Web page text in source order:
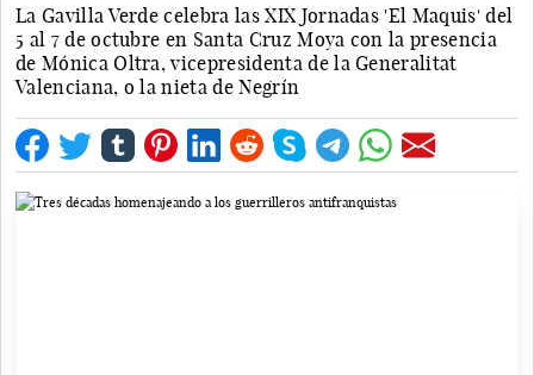
La Gavilla Verde celebra las XIX Jornadas 'El Maquis' del
5 al 7 de octubre en Santa Cruz Moya con la presencia
de Mónica Oltra, vicepresidenta de la Generalitat
Valenciana, o la nieta de Negrín